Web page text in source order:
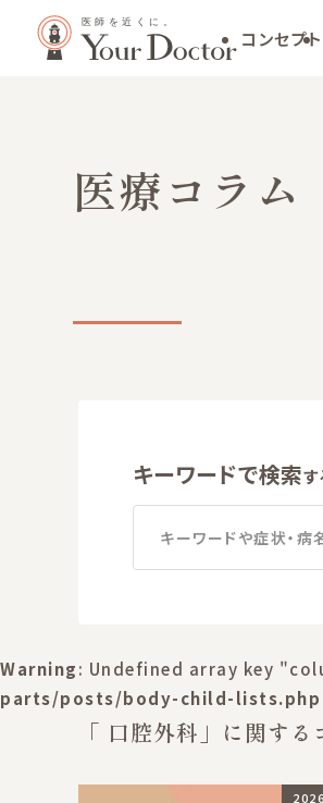
コンセプト
医療コラム
キーワードで検索す
キーワードや症状・病
Warning: Undefined array key
parts/posts/body-child-lists.php
「 口腔外科」に関す